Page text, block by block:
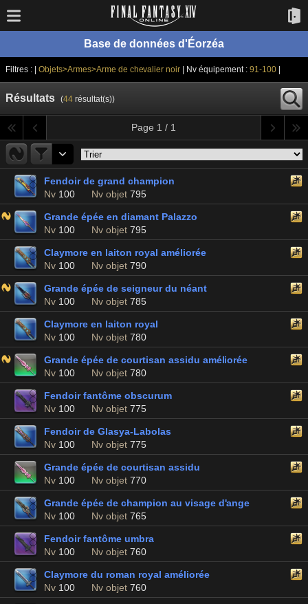
Base de données d'Éorzéa
Filtres : | Objets>Armes>Arme de chevalier noir | Nv équipement :91-100|
Résultats (44résultat(s))
Page 1 / 1
Fendoir de grand champion
Nv 100 Nv objet 795
Grande épée en diamant Palazzo
Nv 100 Nv objet 795
Claymore en laiton royal améliorée
Nv 100 Nv objet 790
Grande épée de seigneur du néant
Nv 100 Nv objet 785
Claymore en laiton royal
Nv 100 Nv objet 780
Grande épée de courtisan assidu améliorée
Nv 100 Nv objet 780
Fendoir fantôme obscurum
Nv 100 Nv objet 775
Fendoir de Glasya-Labolas
Nv 100 Nv objet 775
Grande épée de courtisan assidu
Nv 100 Nv objet 770
Grande épée de champion au visage d'ange
Nv 100 Nv objet 765
Fendoir fantôme umbra
Nv 100 Nv objet 760
Claymore du roman royal améliorée
Nv 100 Nv objet 760